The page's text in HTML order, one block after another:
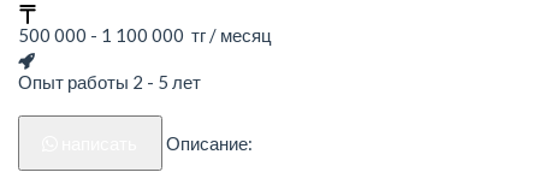
500 000 - 1 100 000 тг / месяц
Опыт работы 2 - 5 лет
Описание: